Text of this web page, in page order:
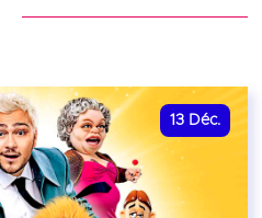
13 Déc.